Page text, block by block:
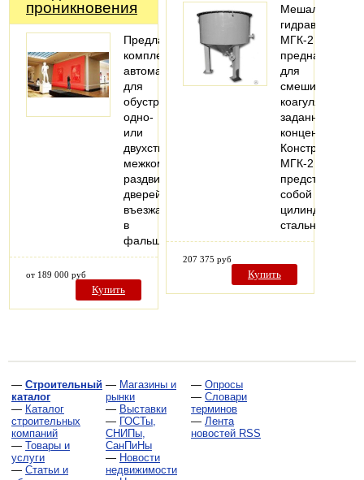
проникновения
Предлагаем
комплекты
автоматики
для
обустройства
одно-
или
двухстворчатых
межкомнатных
раздвижных
дверей,
въезжающих
в
фальшстену..
от 189 000 руб
Купить
Мешалка
гидравлическая
МГК-2
предназначена
для
смешивания
коагулянтов
заданной
концентрации.
Конструктивно
МГК-2
представляет
собой
стальной…
207 375 руб
Купить
— Строительный
каталог
— Каталог
строительных
компаний
— Товары и
услуги
— Статьи и
— Магазины и
рынки
— Выставки
— ГОСТы,
СНИПы,
СанПиНы
— Новости
недвижимости
— Опросы
— Словари
терминов
— Лента
новостей RSS